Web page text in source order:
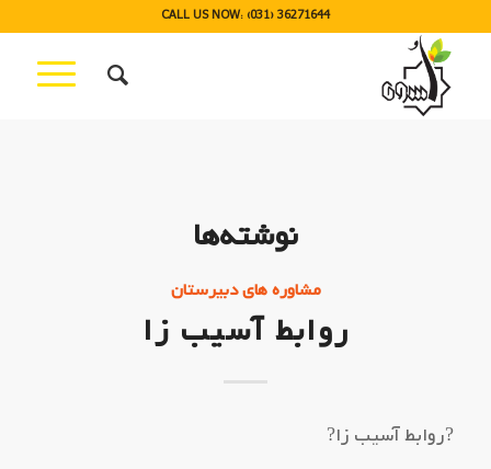
CALL US NOW: (031) 36271644
نوشته‌ها
مشاوره های دبیرستان
روابط آسیب زا
?روابط آسیب زا?